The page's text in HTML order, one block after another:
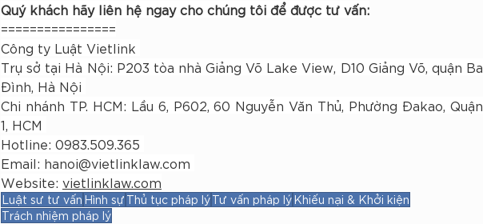
Quý khách hãy liên hệ ngay cho chúng tôi để được tư vấn:
================
Công ty Luật Vietlink
Trụ sở tại Hà Nội: P203 tòa nhà Giảng Võ Lake View, D10 Giảng Võ, quận Ba
Đình, Hà Nội
Chi nhánh TP. HCM: Lầu 6, P602, 60 Nguyễn Văn Thủ, Phường Đakao, Quận
1, HCM
Hotline: 0983.509.365
Email: hanoi@vietlinklaw.com
Website: vietlinklaw.com
Luật sư tư vấn Hình sự Thủ tục pháp lýTư vấn pháp lýKhiếu nại & Khởi kiện
Trách nhiệm pháp lý